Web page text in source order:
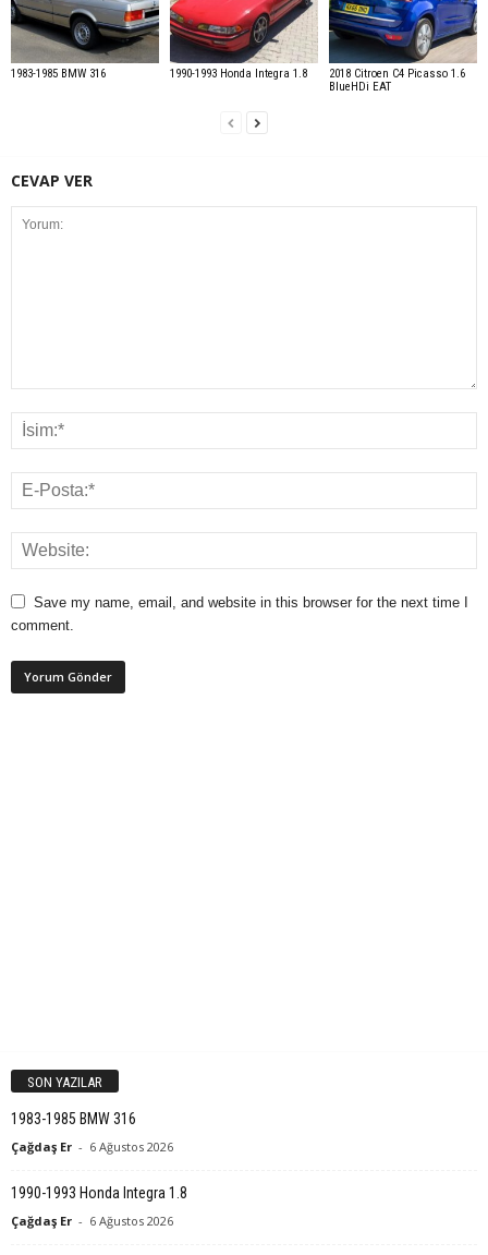
1983-1985 BMW 316 1990-1993 Honda Integra 1.8
2018 Citroen C4 Picasso 1.6
BlueHDi EAT
CEVAP VER
Save my name, email, and website in this browser for the next time I
comment.
SON YAZILAR
1983-1985 BMW 316
Çağdaş Er - 6 Ağustos 2026
1990-1993 Honda Integra 1.8
Çağdaş Er - 6 Ağustos 2026